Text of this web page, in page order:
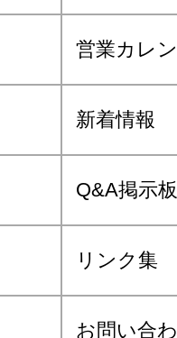
営業カレ
新着情報
Q&A掲示板
リンク集
お問い合